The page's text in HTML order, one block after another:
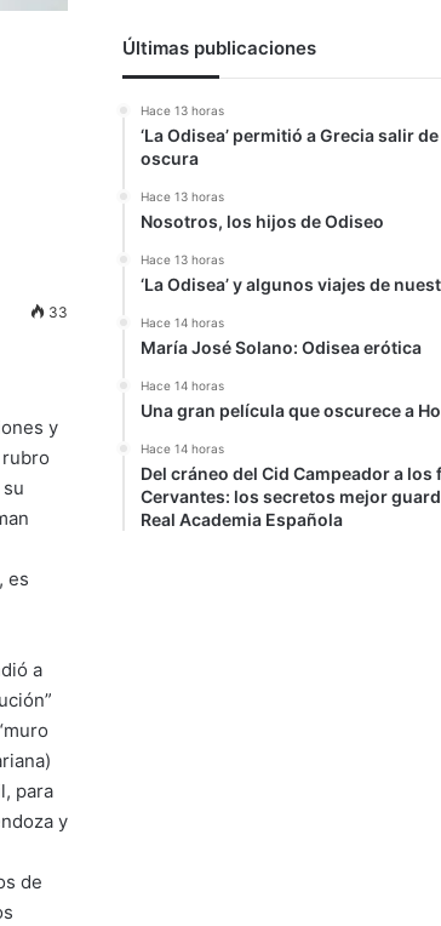
33
y
es
a
para
y
de
Últimas publicaciones
Hace 13 horas
‘La Odisea’ permitió a Grecia salir
oscura
Hace 13 horas
Nosotros, los hijos de Odiseo
Hace 13 horas
‘La Odisea’ y algunos viajes de
Hace 14 horas
María José Solano: Odisea erótica
Hace 14 horas
Una gran película que oscurece a
Hace 14 horas
Del cráneo del Cid Campeador a los
Cervantes: los secretos mejor
Real Academia Española